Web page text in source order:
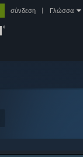
σύνδεση Γλώσσα